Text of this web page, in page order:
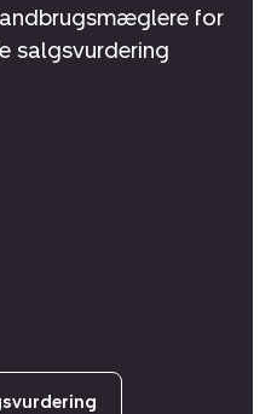
for
salgsvurdering